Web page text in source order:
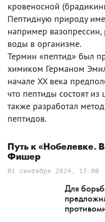
кровеносной
Пептидную природу
например
воды в организме.
Термин «пептид» был
химиком Германом
начале XX века
что пептиды состоят
также разработал
пептидов.
Путь к «Нобелевке.
Фишер
01 сентября 2024, 15:00
Для